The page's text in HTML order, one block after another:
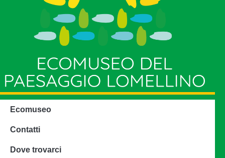
Ecomuseo
Contatti
Dove trovarci